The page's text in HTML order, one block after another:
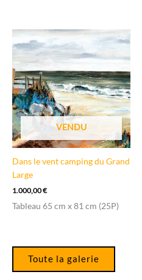
VENDU
Dans le vent camping du Grand
Large
1.000,00€
Tableau 65 cm x 81 cm (25P)
Toute la galerie